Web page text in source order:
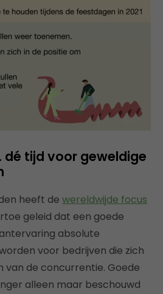
dé tijd voor geweldige
heeft de wereldwijde focus
geleid dat een goede
absolute
voor bedrijven die zich
van de concurrentie. Goede
alleen maar beschouwd